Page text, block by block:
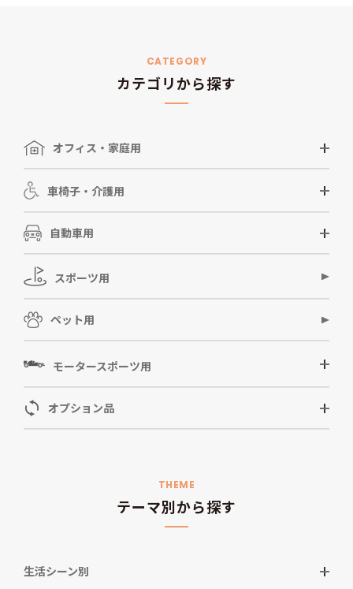
CATEGORY
カテゴリから探す
オフィス・家庭用
車椅子・介護用
自動車用
スポーツ用
ペット用
モータースポーツ用
オプション品
THEME
テーマ別から探す
生活シーン別